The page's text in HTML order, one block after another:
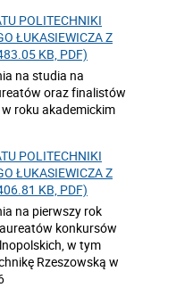
POLITECHNIKI
ŁUKASIEWICZA Z
KB, PDF)
na studia na
oraz finalistów
roku akademickim
POLITECHNIKI
ŁUKASIEWICZA Z
KB, PDF)
na pierwszy rok
konkursów
w tym
Rzeszowską w